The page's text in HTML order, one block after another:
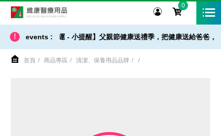
0
! events :
【 出貨 / 免運 - 小提醒】父親節健康送禮季，把健康送給爸爸，
首頁 商品專區 清潔、保養用品品牌